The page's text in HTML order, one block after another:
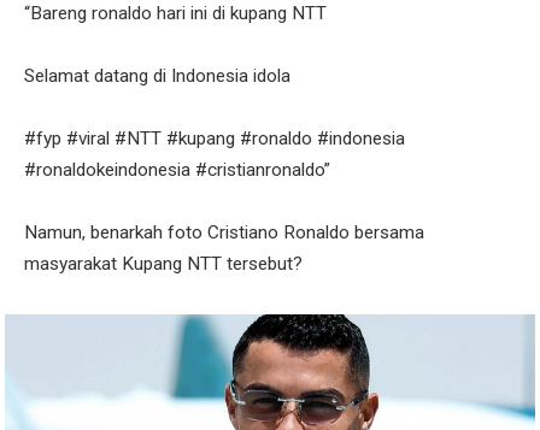
“Bareng ronaldo hari ini di kupang NTT
Selamat datang di Indonesia idola
#fyp #viral #NTT #kupang #ronaldo #indonesia
#ronaldokeindonesia #cristianronaldo”
Namun, benarkah foto Cristiano Ronaldo bersama
masyarakat Kupang NTT tersebut?